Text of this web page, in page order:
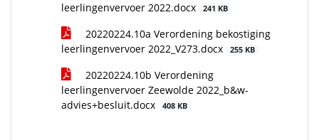
leerlingenvervoer 2022.docx
241 KB
20220224.10a Verordening bekostiging
leerlingenvervoer 2022_V273.docx
255 KB
20220224.10b Verordening
leerlingenvervoer Zeewolde 2022_b&w-
advies+besluit.docx
408 KB